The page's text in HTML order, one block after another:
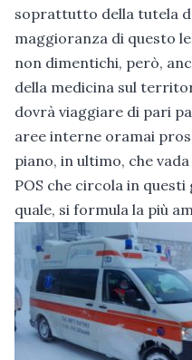
soprattutto della tutela
maggioranza di questo
non dimentichi, però,
della medicina sul
dovrà viaggiare di pari
aree interne oramai
piano, in ultimo, che
POS che circola in
quale, si formula la più